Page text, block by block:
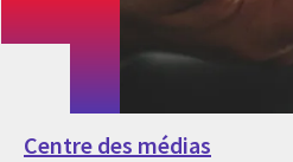
Centre des médias